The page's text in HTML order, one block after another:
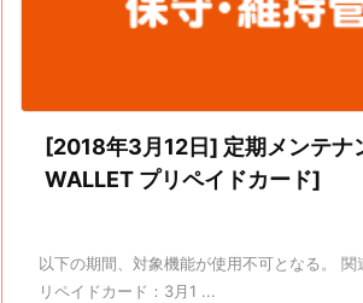
[2018年3月12日] 定期メンテナ
WALLET プリペイドカード]
以下の期間、対象機能が使用不可となる。 関
リペイドカード：3月1 ...